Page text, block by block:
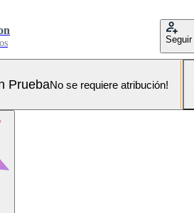
Seguir
PruebaNo se requiere atribución!